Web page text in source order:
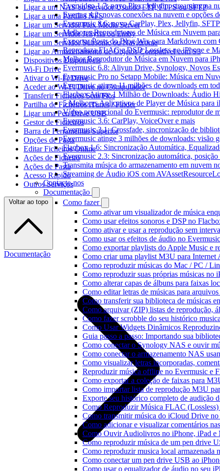
Evervideo 1.7: novo Plex, Jellyfin, streaming na
Evertag 4.2: novas conexões na nuvem e opções
Evermusic 8.6: novo CarPlay, Plex, Jellyfin,
Melhores Reprodutores de Música em Nuvem
Exportar Posts do Blog Wix para Markdown com
Reproduza FLAC e DSD Lossless no iPhone e
Melhor Reprodutor de Música em Nuvem para
Evermusic 6.8: Aliyun Drive, Synology, Novos
Evermusic Pro no Setapp Mobile: Música em
Evermusic atinge 11 milhões de downloads em
Flacbox Atinge 1 Milhão de Downloads: Áudio
5 Melhores Aplicativos de Player de Música para
Vídeo promocional do Evermusic: reprodutor de
Evermusic 3.6: CarPlay, VoiceOver e mais
Evermusic 3.1: Crossfade, sincronização de
Evermusic atinge 3 milhões de downloads: visão
Flacbox 1.6: Sincronização Automática,
Evermusic 2.3: Sincronização automática, posição
Transmita música do armazenamento em nuvem
Streaming de Áudio iOS com
Contacte-nos
Documentação
Como fazer
Como ativar um visualizador de música
Como usar efeitos sonoros e DSP no
Como ativar e usar a reprodução sem
Como usar os efeitos de áudio no
Como exportar playlists do Apple Music e
Como criar uma playlist M3U para
Como reproduzir músicas do Mac / PC /
Como reproduzir suas próprias músicas no
Como alterar capas de álbuns para faixas
Como editar letras de músicas para
Como transferir sua biblioteca de músicas
Como arquivar (ZIP) listas de reprodução,
Como fazer scrobble do seu histórico
Como Usar Widgets Dinâmicos
Guia passo a passo: Importando sua
Como conectar o Synology NAS e ouvir
Como conectar o armazenamento NAS
Como visualizar letras incorporadas,
Reproduzir música offline no Evermusic e
Como exportar a coleção de faixas para
Como importar lista de reprodução M3U
Exporte seu histórico completo de audição
Como Reproduzir Música FLAC
Como transmitir música do iCloud Drive
Como adicionar e visualizar comentários
Como Ouvir Audiolivros no iPhone, iPad e
Como reproduzir música de um pen drive
Como reproduzir musica local armazenada
Como conectar um pen drive USB ao
Como usar o equalizador de áudio no seu
Ligar a um NAS ou Servidor Usando FTP, FTPS ou SFTP
Ligar a uma Partilha NFS
Ligar um Servidor Plex Media Server
Ligar um Servidor Jellyfin ou Emby
Ligar um Servidor Subsonic ou Navidrome
Ligar ao Armazenamento de Objetos Compatível com S3
Dispositivos Disponíveis
Wi-Fi Drive
Ativar o Wi-Fi Drive
Aceder ao Wi-Fi Drive no Computador
Transferir Ficheiros Sem Fios
Partilha de Ficheiros iTunes / Finder
Ligar uma Pen Drive USB
Gestor de Ficheiros
Barra de Ferramentas Superior
Opções de Pasta
Editar Ficheiros Online
Ações de Ficheiro
Ações de Pasta
Acesso Rápido
Outros Serviços
Voltar ao topo
Documentação